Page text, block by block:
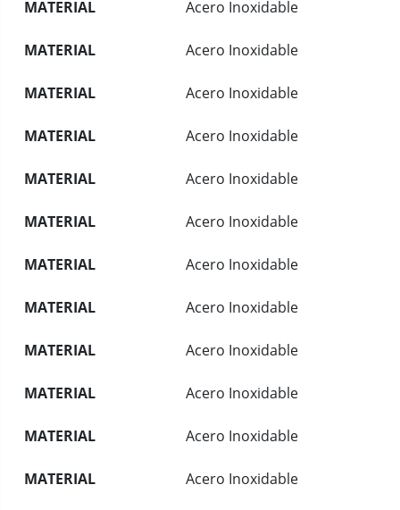
MATERIAL Acero Inoxidable
MATERIAL Acero Inoxidable
MATERIAL Acero Inoxidable
MATERIAL Acero Inoxidable
MATERIAL Acero Inoxidable
MATERIAL Acero Inoxidable
MATERIAL Acero Inoxidable
MATERIAL Acero Inoxidable
MATERIAL Acero Inoxidable
MATERIAL Acero Inoxidable
MATERIAL Acero Inoxidable
MATERIAL Acero Inoxidable